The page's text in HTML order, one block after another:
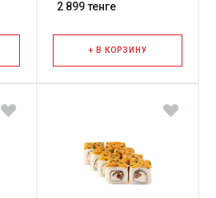
2 899 тенге
+ В КОРЗИНУ